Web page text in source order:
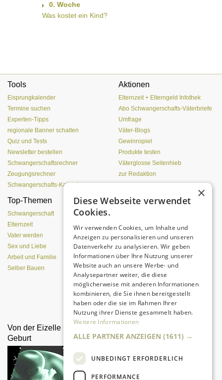
0. Woche
Was kostet ein Kind?
Tools
Eisprungkalender
Termine suchen
Experten-Tipps
regionale Banner schalten
Quiz und Tests
Newsletter bestellen
Schwangerschaftsrechner
Zeugungsrechner
Schwangerschafts-Kalender
Aktionen
Elternzeit + Elterngeld Infothek
Abo Schwangerschafts-Väterbriefe
Umfrage
Väter-Blogs
Gewinnspiel
Produkte testen
Väterglosse Seitenhieb
zur Redaktion
Top-Themen
Schwangerschaft
Elternzeit
Vater werden
Sex und Liebe
Arbeit und Familie
Selber Bauen
Einen Lehmofen
Da sind Kinder mit Begeisterung
dabei.
Von der Eizelle bis zur
Geburt
steigen lassen
×
Diese Webseite verwendet
Cookies.
Wir verwenden Cookies, um Inhalte und
Anzeigen zu personalisieren und unseren
Datenverkehr zu analysieren. Wir geben
Informationen über Ihre Nutzung unserer
Website auch an unsere Werbe- und
Analysepartner weiter, die diese
möglicherweise mit anderen Informationen
kombinieren, die Sie ihnen bereitgestellt
haben oder die sie im Rahmen Ihrer
Nutzung ihrer Dienste gesammelt haben.
Weitere Informationen
ALLE PARTNER ANZEIGEN (1611) →
UNBEDINGT ERFORDERLICH
PERFORMANCE